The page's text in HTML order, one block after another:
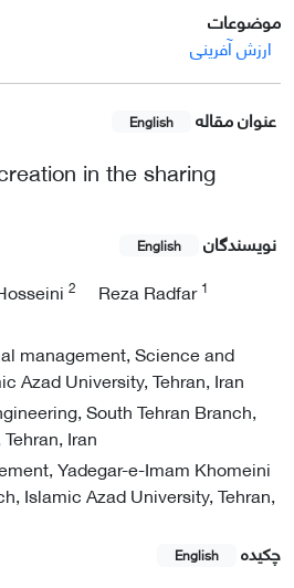
موضوعات
ارزش آفرینی
عنوان مقاله English
in the sharing
نویسندگان English
2 Reza Radfar1
management, Science and
Azad University, Tehran, Iran
South Tehran Branch,
Iran
Yadegar-e-Imam Khomeini
Islamic Azad University, Tehran,
چکیده
English